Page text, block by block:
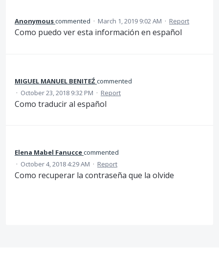
Anonymouscommented · March 1, 2019 9:02 AM · Report
Como puedo ver esta información en español
MIGUEL MANUEL BENITEŹcommented
· October 23, 2018 9:32 PM · Report
Como traducir al español
Elena Mabel Fanuccecommented
· October 4, 2018 4:29 AM · Report
Como recuperar la contraseña que la olvide